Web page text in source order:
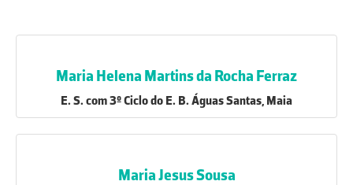
Maria Helena Martins da Rocha Ferraz
E. S. com 3º Ciclo do E. B. Águas Santas, Maia
Maria Jesus Sousa